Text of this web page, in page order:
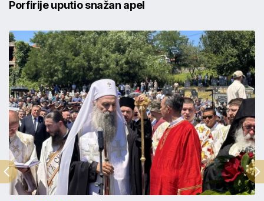
Porfirije uputio snažan apel